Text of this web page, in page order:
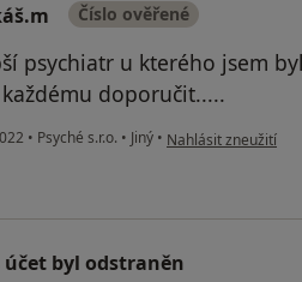
Číslo ověřené
psychiatr u kterého jsem
doporučit.....
• Psyché s.r.o. • Jiný • podle názoru
Nahlásit zneužití
účet byl odstraněn